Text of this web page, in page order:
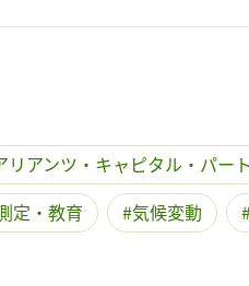
リアンツ・キャピタル・パー
定・教育
気候変動